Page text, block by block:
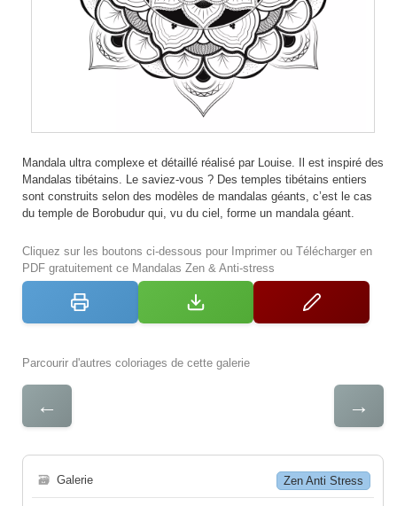
Mandala ultra complexe et détaillé réalisé par Louise. Il est inspiré des
Mandalas tibétains. Le saviez-vous ? Des temples tibétains entiers
sont construits selon des modèles de mandalas géants, c’est le cas
du temple de Borobudur qui, vu du ciel, forme un mandala géant.
Cliquez sur les boutons ci-dessous pour Imprimer ou Télécharger en
PDF gratuitement ce Mandalas Zen & Anti-stress
Parcourir d'autres coloriages de cette galerie
← →
🗃 Galerie Zen Anti Stress